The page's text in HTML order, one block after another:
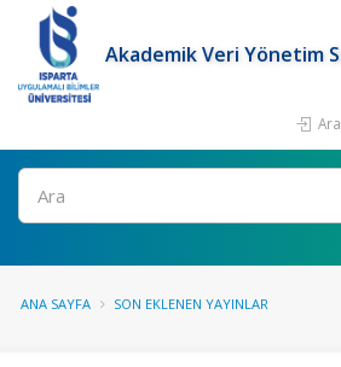
Akademik Veri Yönetim
Ara
ANA SAYFA SON EKLENEN YAYINLAR